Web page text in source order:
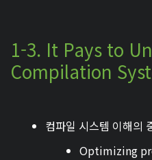
1-3. It Pays to
Compilation
컴파일 시스템 이해의
Optimizing